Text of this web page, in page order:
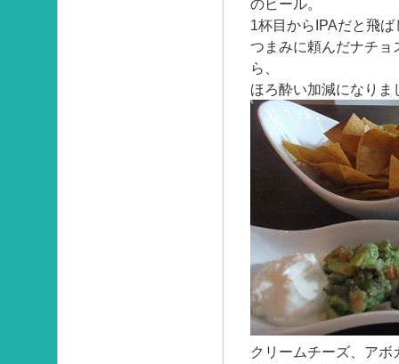
のビール。
1杯目からIPAだと飛
つまみに頼んだナチョ
ら、
ほろ酔い加減になりま
クリームチーズ、ア